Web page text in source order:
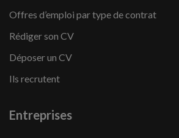
Offres d’emploi par type de contrat
Rédiger son CV
Déposer un CV
Ils recrutent
Entreprises